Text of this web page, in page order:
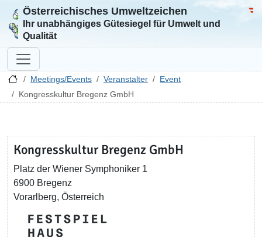
Zur Startseite
Österreichisches Umweltzeichen
Ihr unabhängiges Gütesiegel für Umwelt und
Qualität
Meetings/Events Veranstalter
Event
Kongresskultur Bregenz GmbH
Kongresskultur Bregenz GmbH
Platz der Wiener Symphoniker 1
6900 Bregenz
Vorarlberg, Österreich